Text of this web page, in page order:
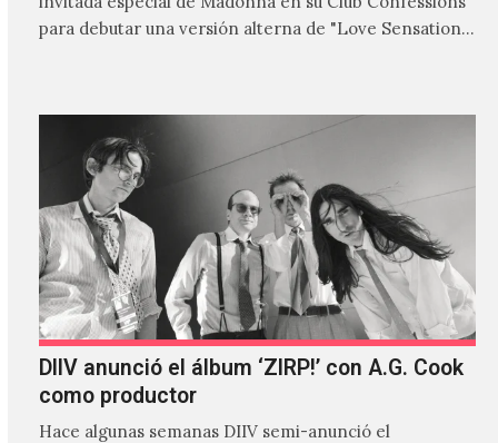
para debutar una versión alterna de "Love Sensation",
DIIV anunció el álbum ‘ZIRP!’ con A.G. Cook
como productor
Hace algunas semanas DIIV semi-anunció el